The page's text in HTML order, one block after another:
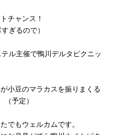
チャンス！
ぎるので）
ル主催で鴨川デルタピクニッ
小豆のマラカスを振りまくる
予定）
でもウェルカムです。